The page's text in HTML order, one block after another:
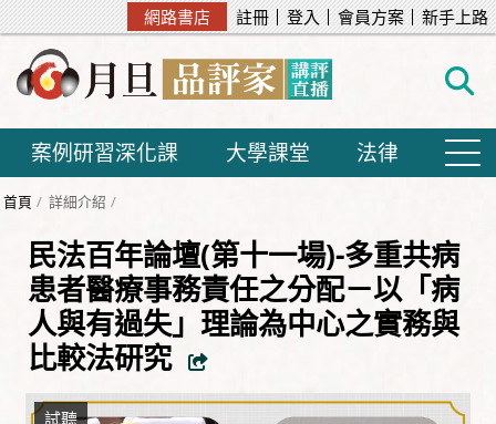
網路書店 註冊 登入 會員方案 新手上路
案例研習深化課 大學課堂 法律
首頁 詳細介紹
民法百年論壇(第十一場)-多重共病
患者醫療事務責任之分配－以「病
人與有過失」理論為中心之實務與
比較法研究